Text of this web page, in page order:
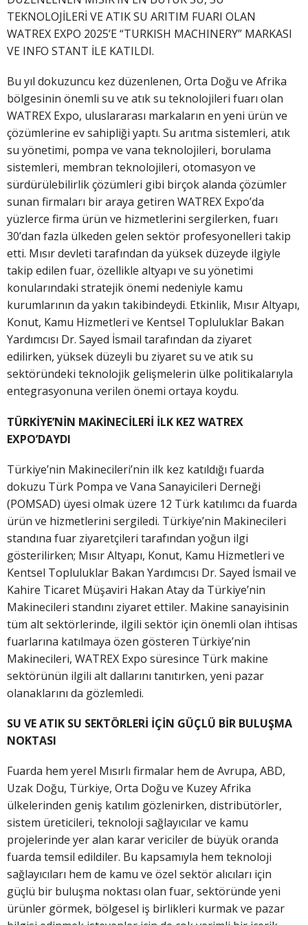
TEKNOLOJİLERİ VE ATIK SU ARITIM FUARI OLAN
WATREX EXPO 2025’E “TURKISH MACHINERY” MARKASI
VE INFO STANT İLE KATILDI.
Bu yıl dokuzuncu kez düzenlenen, Orta Doğu ve Afrika
bölgesinin önemli su ve atık su teknolojileri fuarı olan
WATREX Expo, uluslararası markaların en yeni ürün ve
çözümlerine ev sahipliği yaptı. Su arıtma sistemleri, atık
su yönetimi, pompa ve vana teknolojileri, borulama
sistemleri, membran teknolojileri, otomasyon ve
sürdürülebilirlik çözümleri gibi birçok alanda çözümler
sunan firmaları bir araya getiren WATREX Expo’da
yüzlerce firma ürün ve hizmetlerini sergilerken, fuarı
30’dan fazla ülkeden gelen sektör profesyonelleri takip
etti. Mısır devleti tarafından da yüksek düzeyde ilgiyle
takip edilen fuar, özellikle altyapı ve su yönetimi
konularındaki stratejik önemi nedeniyle kamu
kurumlarının da yakın takibindeydi. Etkinlik, Mısır Altyapı,
Konut, Kamu Hizmetleri ve Kentsel Topluluklar Bakan
Yardımcısı Dr. Sayed İsmail tarafından da ziyaret
edilirken, yüksek düzeyli bu ziyaret su ve atık su
sektöründeki teknolojik gelişmelerin ülke politikalarıyla
entegrasyonuna verilen önemi ortaya koydu.
TÜRKİYE’NİN MAKİNECİLERİ İLK KEZ WATREX
EXPO’DAYDI
Türkiye’nin Makinecileri’nin ilk kez katıldığı fuarda
dokuzu Türk Pompa ve Vana Sanayicileri Derneği
(POMSAD) üyesi olmak üzere 12 Türk katılımcı da fuarda
ürün ve hizmetlerini sergiledi. Türkiye’nin Makinecileri
standına fuar ziyaretçileri tarafından yoğun ilgi
gösterilirken; Mısır Altyapı, Konut, Kamu Hizmetleri ve
Kentsel Topluluklar Bakan Yardımcısı Dr. Sayed İsmail ve
Kahire Ticaret Müşaviri Hakan Atay da Türkiye’nin
Makinecileri standını ziyaret ettiler. Makine sanayisinin
tüm alt sektörlerinde, ilgili sektör için önemli olan ihtisas
fuarlarına katılmaya özen gösteren Türkiye’nin
Makinecileri, WATREX Expo süresince Türk makine
sektörünün ilgili alt dallarını tanıtırken, yeni pazar
olanaklarını da gözlemledi.
SU VE ATIK SU SEKTÖRLERİ İÇİN GÜÇLÜ BİR BULUŞMA
NOKTASI
Fuarda hem yerel Mısırlı firmalar hem de Avrupa, ABD,
Uzak Doğu, Türkiye, Orta Doğu ve Kuzey Afrika
ülkelerinden geniş katılım gözlenirken, distribütörler,
sistem üreticileri, teknoloji sağlayıcılar ve kamu
projelerinde yer alan karar vericiler de büyük oranda
fuarda temsil edildiler. Bu kapsamıyla hem teknoloji
sağlayıcıları hem de kamu ve özel sektör alıcıları için
güçlü bir buluşma noktası olan fuar, sektöründe yeni
ürünler görmek, bölgesel iş birlikleri kurmak ve pazar